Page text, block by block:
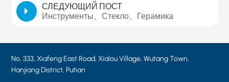
СЛЕДУЮЩИЙ ПОСТ
Инструменты、Стекло、Герамика
No. 333, Xiafeng East Road, Xialou Village, Wutang Town,
Hanjiang District, Putian